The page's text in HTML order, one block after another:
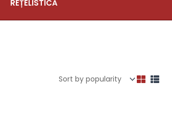
REȚELISTICĂ